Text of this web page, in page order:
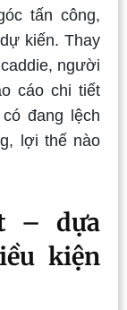
tấn công,
kiến. Thay
người
cáo chi tiết
đang lệch
lợi thế nào
– dựa
kiện